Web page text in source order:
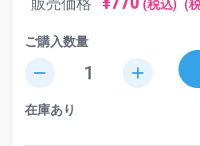
販売価格 (税込) (
ご購入数量
remove add
在庫あり